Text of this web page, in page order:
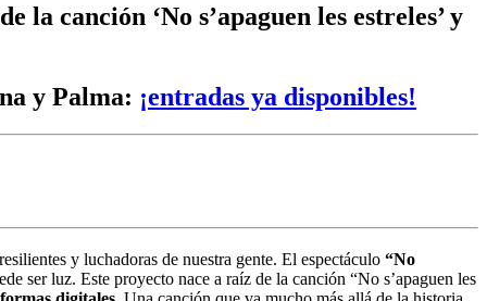
canción ‘No s’apaguen les estreles’ y
y Palma: ¡entradas ya disponibles!
y luchadoras de nuestra gente. El espectáculo “No
ser luz. Este proyecto nace a raíz de la canción “No s’apaguen les